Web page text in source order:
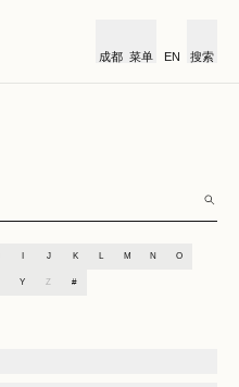
成都 菜单 EN 搜索
J K L M N O
Y Z #